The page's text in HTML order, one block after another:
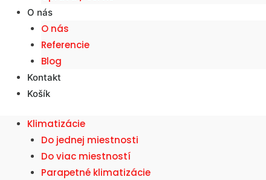
O nás
O nás
Referencie
Blog
Kontakt
Košík
Klimatizácie
Do jednej miestnosti
Do viac miestností
Parapetné klimatizácie